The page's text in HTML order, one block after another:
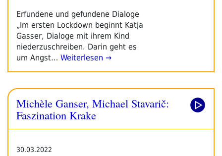
Erfundene und gefundene Dialoge
„Im ersten Lockdown beginnt Katja
Gasser, Dialoge mit ihrem Kind
niederzuschreiben. Darin geht es
um Angst… Weiterlesen →
Michèle Ganser, Michael Stavarič:
Faszination Krake
30.03.2022